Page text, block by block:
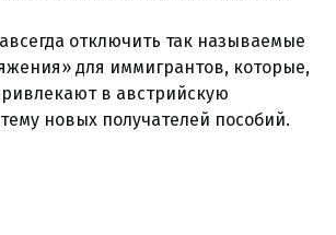
отключить так называемые
для иммигрантов, которые,
в австрийскую
новых получателей пособий.